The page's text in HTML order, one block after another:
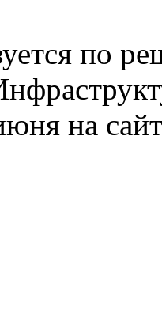
по
на